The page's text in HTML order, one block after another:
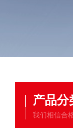
产品分
我们相信合